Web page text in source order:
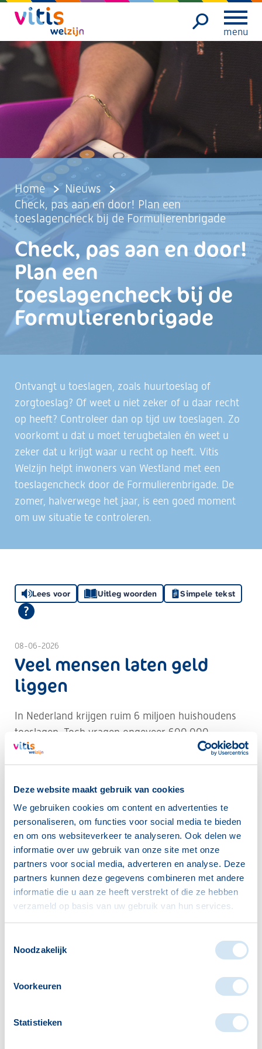
Deze website maakt gebruik van cookies
We gebruiken cookies om content en advertenties te
personaliseren, om functies voor social media te bieden
en om ons websiteverkeer te analyseren. Ook delen we
informatie over uw gebruik van onze site met onze
partners voor social media, adverteren en analyse. Deze
partners kunnen deze gegevens combineren met andere
informatie die u aan ze heeft verstrekt of die ze hebben
verzameld op basis van uw gebruik van hun services.
Noodzakelijk
Voorkeuren
Statistieken
menu
Home
Nieuws
Check, pas aan en door! Plan een
toeslagencheck bij de Formulierenbrigade
Check, pas aan en door!
Plan een
toeslagencheck bij de
Formulierenbrigade
Ontvangt u toeslagen, zoals huurtoeslag of
zorgtoeslag? Of weet u niet zeker of u daar recht
op heeft? Controleer dan op tijd uw toeslagen. Zo
voorkomt u dat u moet terugbetalen én weet u
zeker dat u krijgt waar u recht op heeft. Vitis
Welzijn helpt inwoners van Westland met een
toeslagencheck door de Formulierenbrigade. De
zomer, halverwege het jaar, is een goed moment
om uw situatie te controleren.
Lees voor Uitleg woorden Simpele tekst
08-06-2026
Veel mensen laten geld
liggen
In Nederland krijgen ruim 6 miljoen huishoudens
toeslagen. Toch vragen ongeveer 600.000
huishoudens geen toeslag aan, terwijl ze daar wel
recht op hebben. Dat is ongeveer 1 op de 10
inwoners. Misschien geldt dit ook voor u.
Voorkom dat u moet
terugbetalen
Geeft u veranderingen niet of te laat door? Dan
kunt u te veel toeslag krijgen. Dat moet u later
hebben op uw toeslagen zijn
een hoger of lager inkomen (bijvoorbeeld door